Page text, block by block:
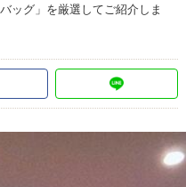
ッグ」を厳選してご紹介しま